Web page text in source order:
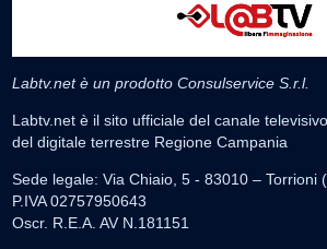
Labtv.net è un prodotto Consulservice S.r.l.
Labtv.net è il sito ufficiale del canale
del digitale terrestre Regione Campania
Sede legale: Via Chiaio, 5 - 83010 – Torrioni
P.IVA 02757950643
Oscr. R.E.A. AV N.181151